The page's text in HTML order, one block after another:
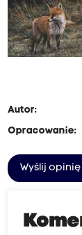
Autor:
Opracowanie:
Wyślij